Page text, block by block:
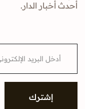
أحدث أخبار الدار.
إشترك